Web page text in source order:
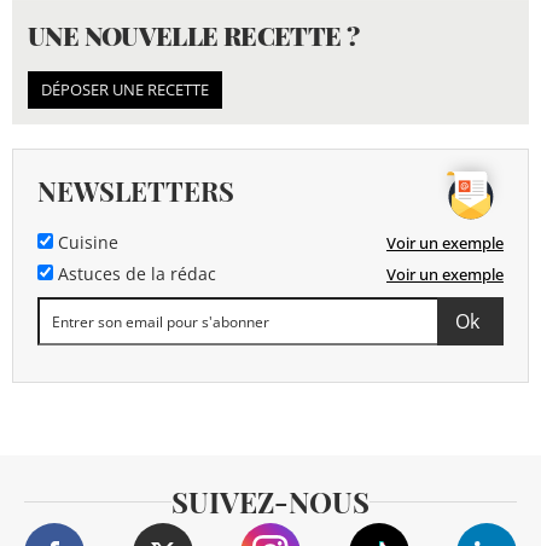
UNE NOUVELLE RECETTE ?
DÉPOSER UNE RECETTE
NEWSLETTERS
Cuisine Voir un exemple
Astuces de la rédac Voir un exemple
SUIVEZ-NOUS